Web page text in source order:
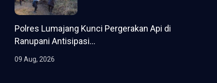
Polres Lumajang Kunci Pergerakan Api di
Ranupani Antisipasi...
09 Aug, 2026